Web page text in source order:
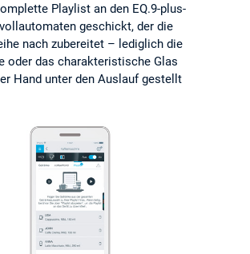
Playlist an den EQ.9-plus-
geschickt, der die
nach zubereitet – lediglich die
oder das charakteristische Glas
Hand unter den Auslauf gestellt